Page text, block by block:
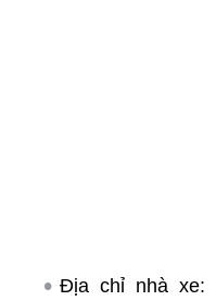
Địa chỉ nhà xe: